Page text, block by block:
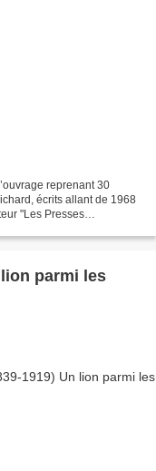
reprenant 30
écrits allant de 1968
"Les Presses
parmi les